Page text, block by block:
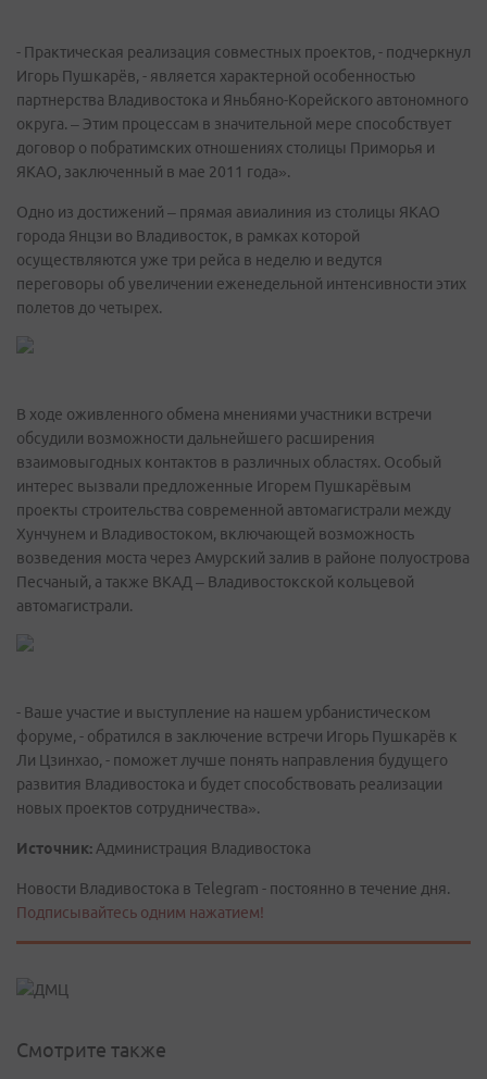
- Практическая реализация совместных проектов, - подчеркнул
Игорь Пушкарёв, - является характерной особенностью
партнерства Владивостока и Яньбяно-Корейского автономного
округа. – Этим процессам в значительной мере способствует
договор о побратимских отношениях столицы Приморья и
ЯКАО, заключенный в мае 2011 года».
Одно из достижений – прямая авиалиния из столицы ЯКАО
города Янцзи во Владивосток, в рамках которой
осуществляются уже три рейса в неделю и ведутся
переговоры об увеличении еженедельной интенсивности этих
полетов до четырех.
В ходе оживленного обмена мнениями участники встречи
обсудили возможности дальнейшего расширения
взаимовыгодных контактов в различных областях. Особый
интерес вызвали предложенные Игорем Пушкарёвым
проекты строительства современной автомагистрали между
Хунчунем и Владивостоком, включающей возможность
возведения моста через Амурский залив в районе полуострова
Песчаный, а также ВКАД – Владивостокской кольцевой
автомагистрали.
- Ваше участие и выступление на нашем урбанистическом
форуме, - обратился в заключение встречи Игорь Пушкарёв к
Ли Цзинхао, - поможет лучше понять направления будущего
развития Владивостока и будет способствовать реализации
новых проектов сотрудничества».
Источник: Администрация Владивостока
Новости Владивостока в Telegram - постоянно в течение дня.
Подписывайтесь одним нажатием!
Смотрите также